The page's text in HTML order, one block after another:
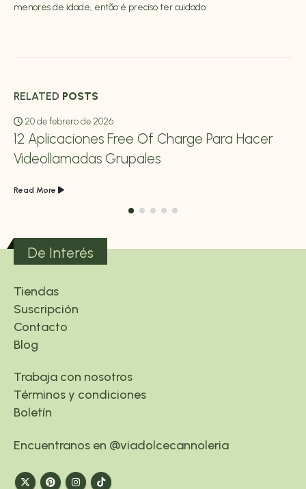
menores de idade, então é preciso ter cuidado.
RELATED POSTS
20 de febrero de 2026
12 Aplicaciones Free Of Charge Para Hacer
Videollamadas Grupales
Read More
De Interés
Tiendas
Suscripción
Contacto
Blog
Trabaja con nosotros
Términos y condiciones
Boletín
Encuentranos en @viadolcecannoleria